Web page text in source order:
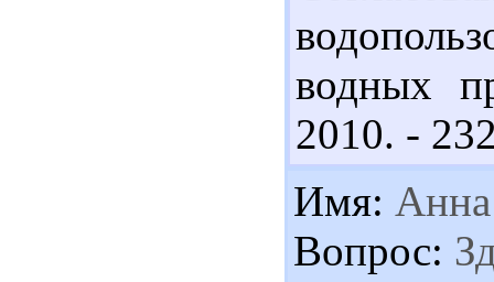
водных
2010. -
Имя: Анна
Вопрос: